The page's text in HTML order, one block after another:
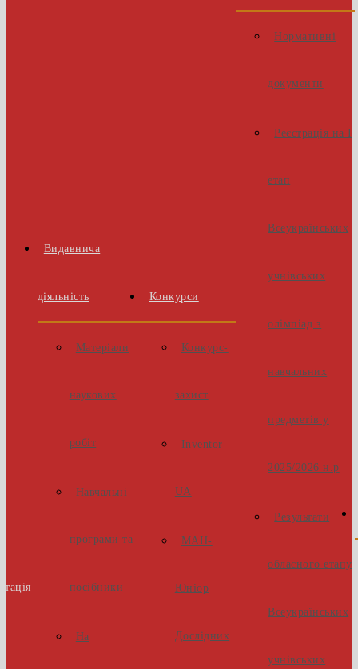
Видавнича
діяльність
Матеріали
наукових
робіт
Навчальні
програми та
посібники
На
Конкурси
Конкурс-
захист
Inventor
UA
МАН-
Юніор
Дослідник
Нормативні
документи
Реєстрація на І
етап
Всеукраїнських
учнівських
олімпіад з
навчальних
предметів у
2025/2026 н.р
Результати
обласного етапу
Всеукраїнських
учнівських